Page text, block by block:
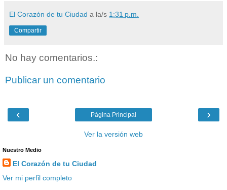
El Corazón de tu Ciudad a la/s 1:31 p.m.
Compartir
No hay comentarios.:
Publicar un comentario
‹ ›
Página Principal
Ver la versión web
Nuestro Medio
El Corazón de tu Ciudad
Ver mi perfil completo